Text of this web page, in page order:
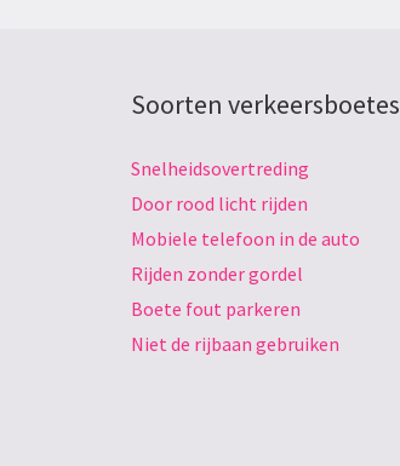
Soorten verkeersboetes
Snelheidsovertreding
Door rood licht rijden
Mobiele telefoon in de auto
Rijden zonder gordel
Boete fout parkeren
Niet de rijbaan gebruiken